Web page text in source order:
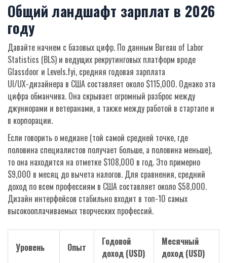
Общий ландшафт зарплат в 2026
году
Давайте начнем с базовых цифр. По данным Bureau of Labor
Statistics (BLS) и ведущих рекрутинговых платформ вроде
Glassdoor и Levels.fyi, средняя годовая зарплата
UI/UX-дизайнера в США составляет около $115,000. Однако эта
цифра обманчива. Она скрывает огромный разброс между
джуниорами и ветеранами, а также между работой в стартапе и
в корпорации.
Если говорить о медиане (той самой средней точке, где
половина специалистов получает больше, а половина меньше),
то она находится на отметке $108,000 в год. Это примерно
$9,000 в месяц до вычета налогов. Для сравнения, средний
доход по всем профессиям в США составляет около $58,000.
Дизайн интерфейсов стабильно входит в топ-10 самых
высокооплачиваемых творческих профессий.
Уровень Опыт
Годовой
доход (USD)
Месячный
доход (USD)